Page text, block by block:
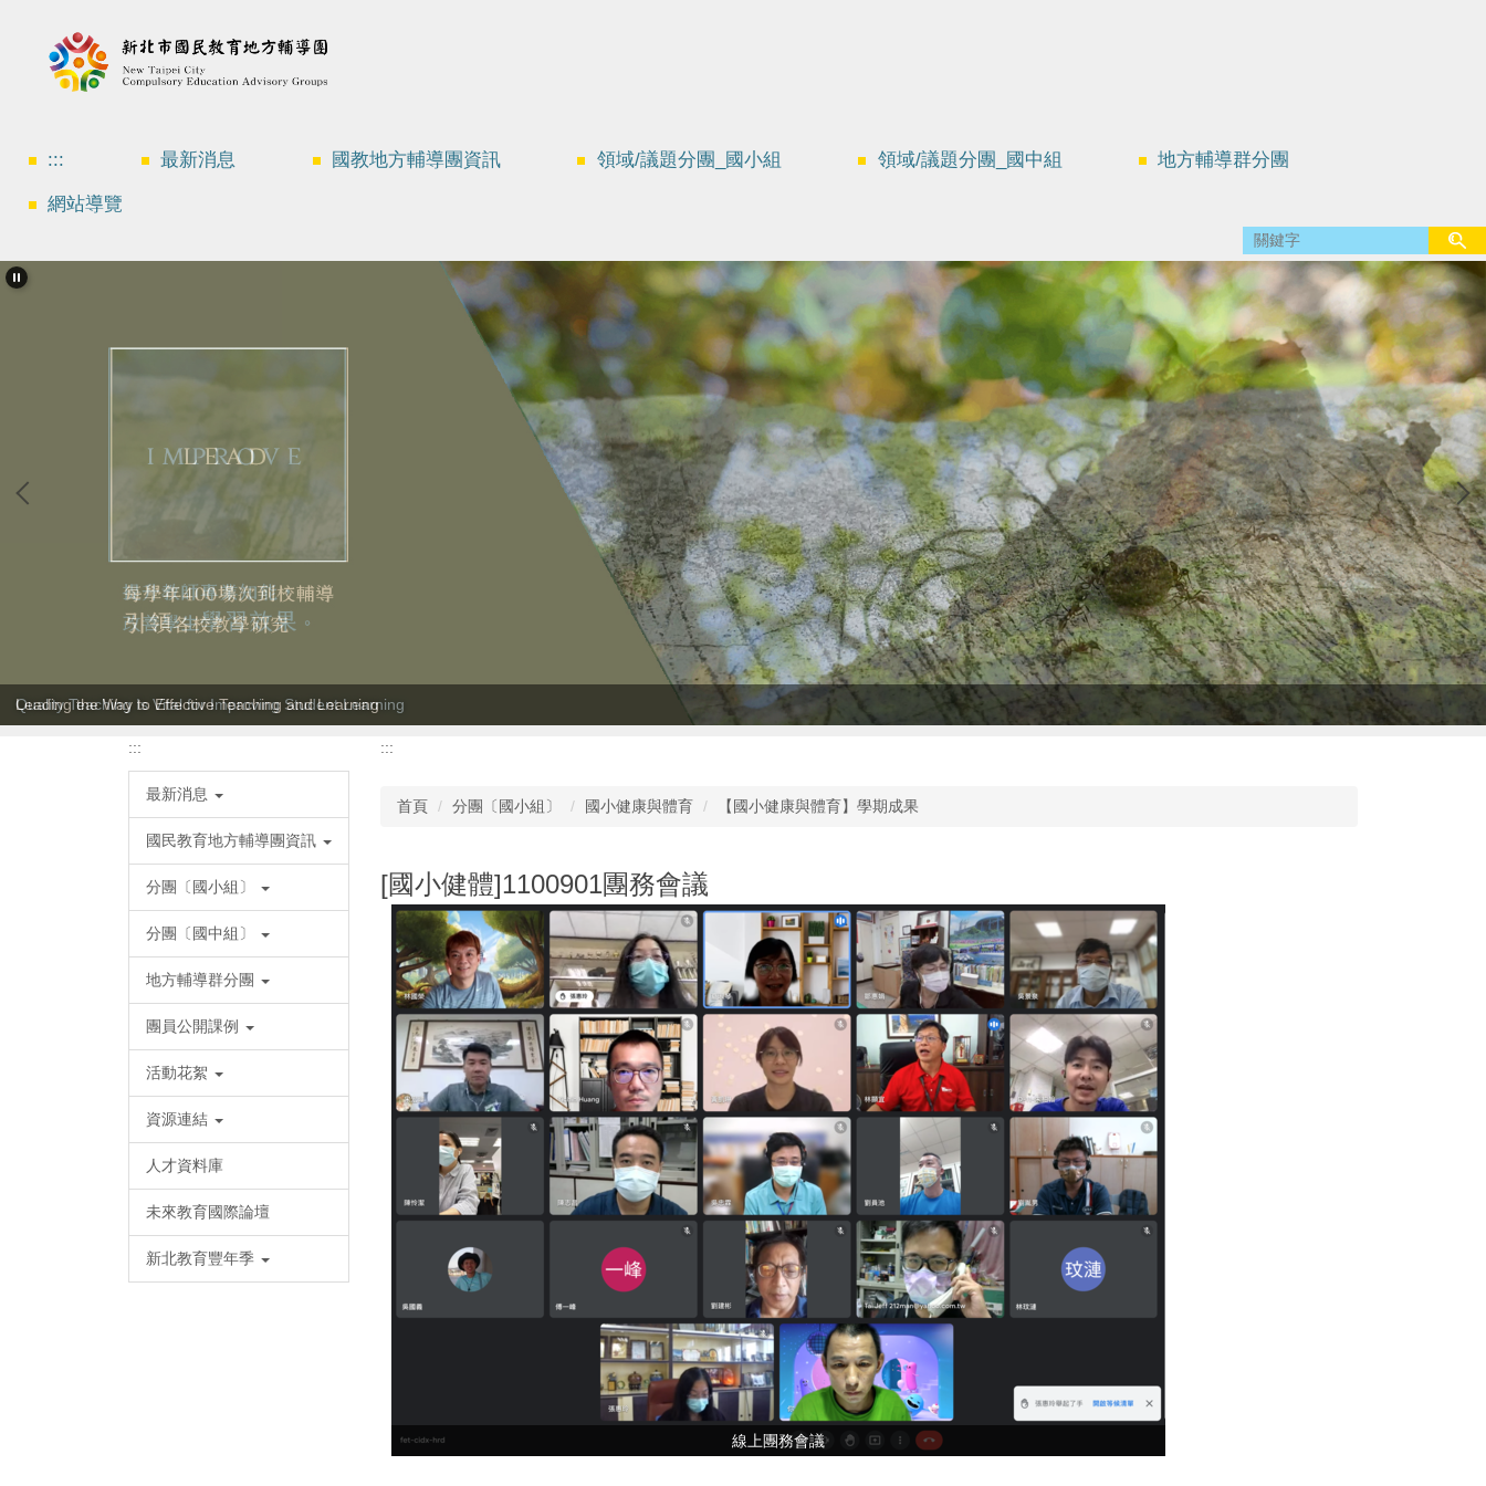
::: 最新消息 國教地方輔導團資訊 領域/議題分團_國小組 領域/議題分團_國中組 地方輔導群分團
網站導覽
Leading the Way to Effective Teaching and Learning
Quality Teaching Is Vital for Improving Student Learning
:::
最新消息
國民教育地方輔導團資訊
分團〔國小組〕
分團〔國中組〕
地方輔導群分團
團員公開課例
活動花絮
資源連結
人才資料庫
未來教育國際論壇
新北教育豐年季
:::
首頁 分團〔國小組〕 國小健康與體育 【國小健康與體育】學期成果
[國小健體]1100901團務會議
線上團務會議